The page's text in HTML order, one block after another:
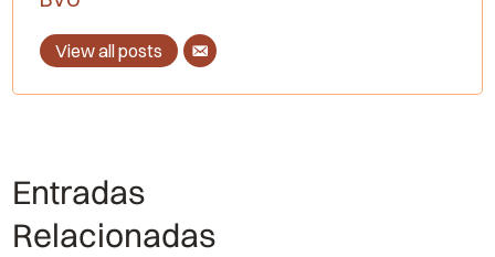
View all posts
Entradas
Relacionadas